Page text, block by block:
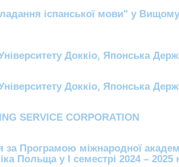
іспанської мови" у
Доккіо, Японська
Доккіо, Японська
SERVICE CORPORATION
Програмою міжнародної
Польща у І семестрі 2024 – 2025